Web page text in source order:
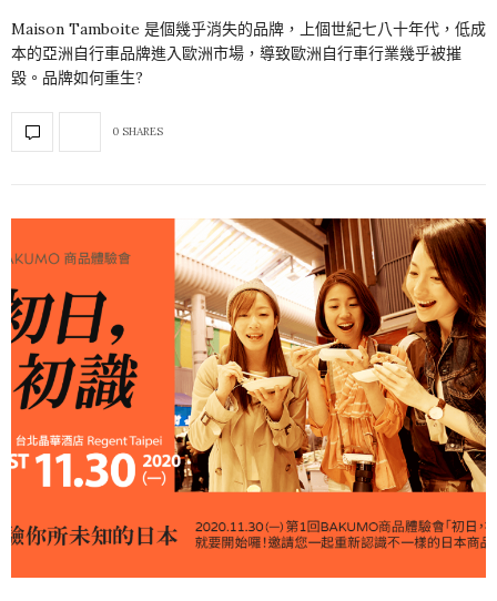
Maison Tamboite 是個幾乎消失的品牌，上個世紀七八十年代，低成
本的亞洲自行車品牌進入歐洲市場，導致歐洲自行車行業幾乎被摧
毀。品牌如何重生?
0 SHARES